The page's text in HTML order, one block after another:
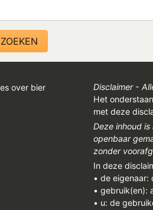
Disclaimer -
Het
met deze
Deze inhoud
openbaar
zonder
In deze
• de eigenaar:
• gebruik(en):
• u: de